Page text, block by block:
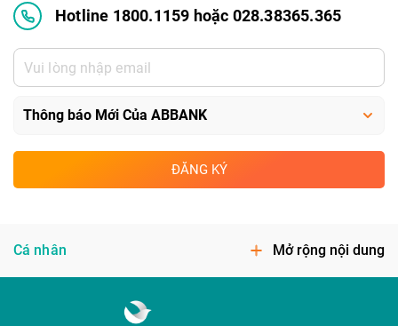
Hotline 1800.1159 hoặc 028.38365.365
ĐĂNG KÝ
Cá nhân Mở rộng nội dung